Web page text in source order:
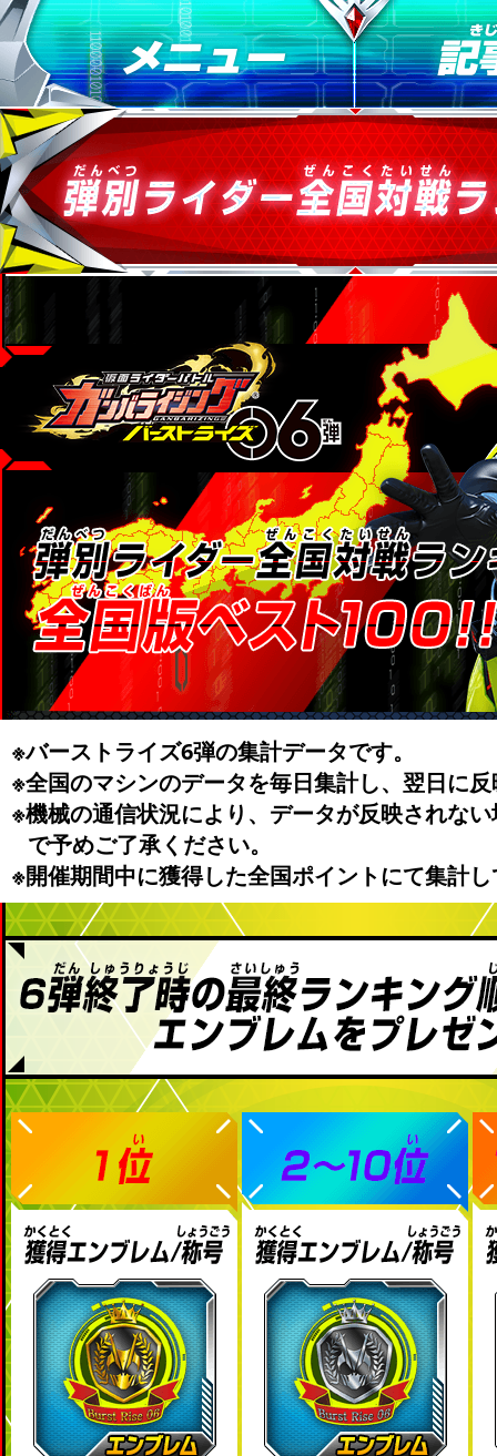
※バーストライズ6弾の集計データです。
※全国のマシンのデータを毎日集計し、翌日に
※機械の通信状況により、データが反映されな
で予めご了承ください。
※開催期間中に獲得した全国ポイントにて集計